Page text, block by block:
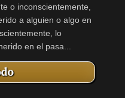
o inconscientemente,
a alguien o algo en
lo
en el pasa...